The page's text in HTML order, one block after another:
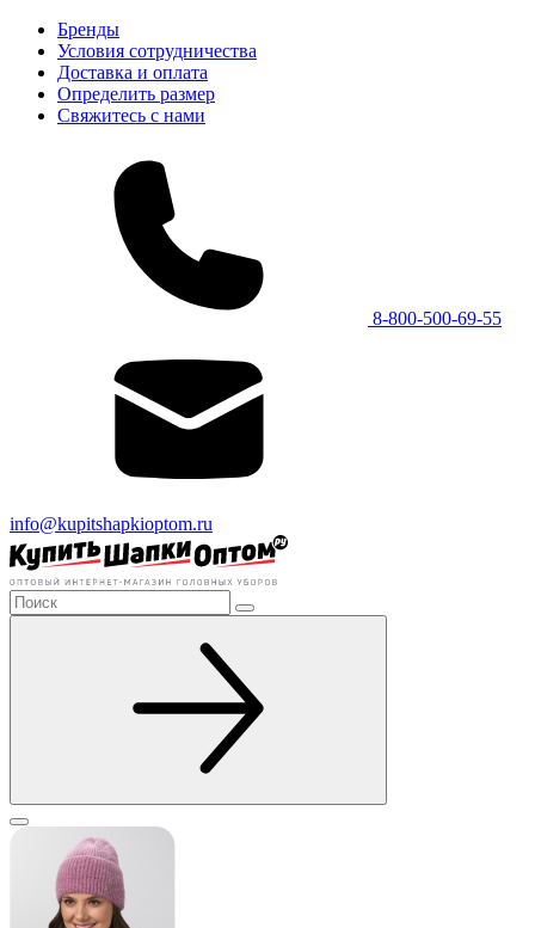
Бренды
Условия сотрудничества
Доставка и оплата
Определить размер
Свяжитесь с нами
8-800-500-69-55
info@kupitshapkioptom.ru